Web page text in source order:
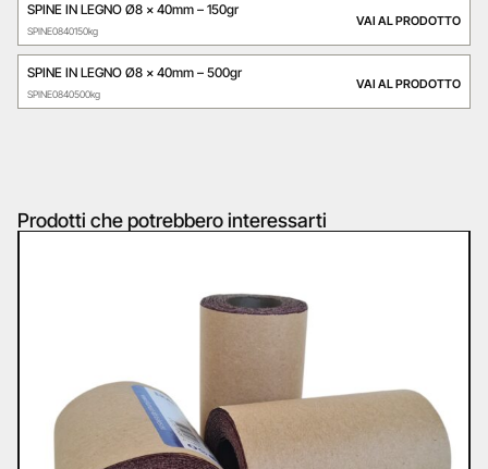
SPINE IN LEGNO Ø8 x 40mm – 150gr
SPINE0840150kg
VAI AL PRODOTTO
SPINE IN LEGNO Ø8 x 40mm – 500gr
SPINE0840500kg
VAI AL PRODOTTO
Prodotti che potrebbero interessarti